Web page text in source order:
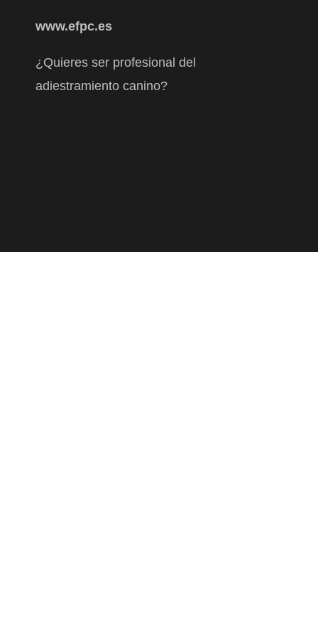
www.efpc.es
¿Quieres ser profesional del
adiestramiento canino?